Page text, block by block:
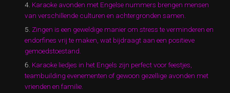
Karaoke avonden met Engelse nummers brengen mensen
van verschillende culturen en achtergronden samen.
Zingen is een geweldige manier om stress te verminderen en
endorfines vrij te maken, wat bijdraagt aan een positieve
gemoedstoestand.
Karaoke liedjes in het Engels zijn perfect voor feestjes,
teambuilding evenementen of gewoon gezellige avonden met
vrienden en familie.